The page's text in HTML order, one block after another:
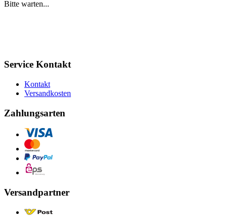
Bitte warten...
Service Kontakt
Kontakt
Versandkosten
Zahlungsarten
Versandpartner